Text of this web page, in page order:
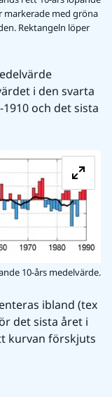
markerade med gröna
Rektangeln löper
i den svarta
och det sista
10-års medelvärde.
ibland (tex
det sista året i
kurvan förskjuts